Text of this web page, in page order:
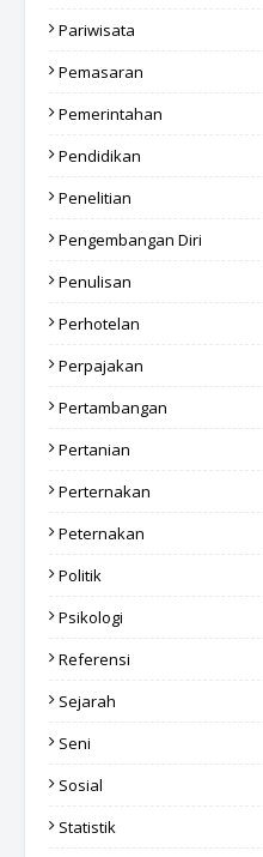
Pariwisata
Pemasaran
Pemerintahan
Pendidikan
Penelitian
Pengembangan Diri
Penulisan
Perhotelan
Perpajakan
Pertambangan
Pertanian
Perternakan
Peternakan
Politik
Psikologi
Referensi
Sejarah
Seni
Sosial
Statistik